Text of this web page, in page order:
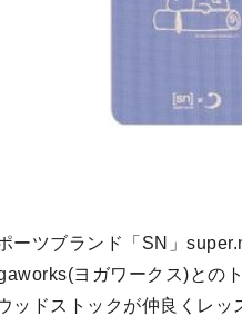
ーツブランド「SN」
ヨガワークス)との
ッドストックが仲良くレッ